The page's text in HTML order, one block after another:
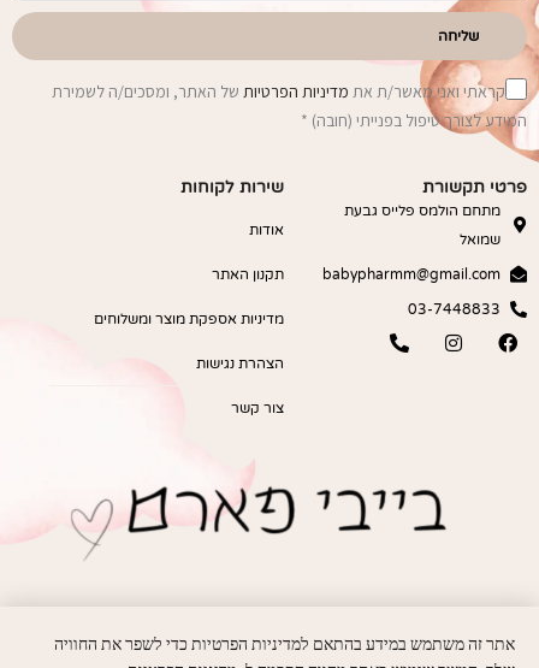
שליחה
קראתי ואני מאשר/ת את מדיניות הפרטיות של האתר, ומסכים/ה לשמירת
המידע לצורך טיפול בפנייתי (חובה) *
פרטי תקשורת
מתחם הולמס פלייס גבעת
שמואל
babypharmm@gmail.com
03-7448833
שירות לקוחות
אודות
תקנון האתר
מדיניות אספקת מוצר ומשלוחים
הצהרת נגישות
צור קשר
אתר זה משתמש במידע בהתאם למדיניות הפרטיות כדי לשפר את החוויה